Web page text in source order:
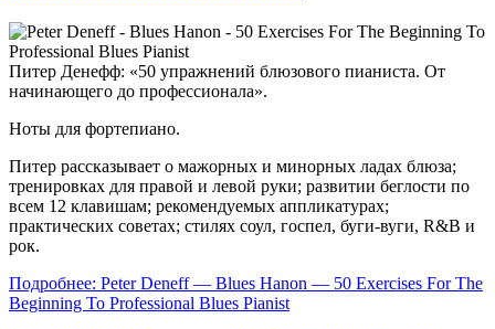
Питер Денефф: «50 упражнений блюзового пианиста. От
начинающего до профессионала».
Ноты для фортепиано.
Питер рассказывает о мажорных и минорных ладах блюза;
тренировках для правой и левой руки; развитии беглости по
всем 12 клавишам; рекомендуемых аппликатурах;
практических советах; стилях соул, госпел, буги-вуги, R&B и
рок.
Подробнее: Peter Deneff — Blues Hanon — 50 Exercises For The
Beginning To Professional Blues Pianist